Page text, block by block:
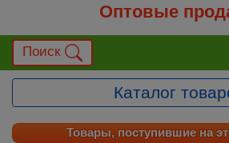
Оптовые
Поиск
Каталог
Товары, поступившие на